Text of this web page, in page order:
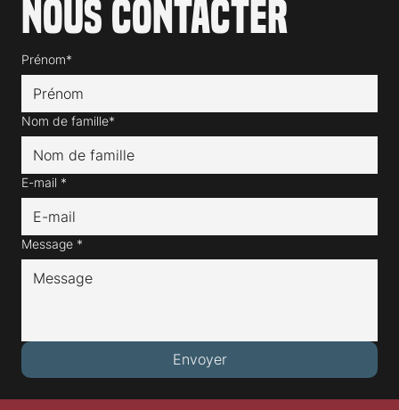
Nous contacter
Prénom*
Nom de famille*
E-mail *
Message *
Envoyer